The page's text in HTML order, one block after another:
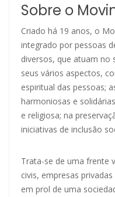
Sobre o
Criado há 19 anos, o
integrado por pessoas
diversos, que atuam no
seus vários aspectos,
espiritual das pessoas;
harmoniosas e
e religiosa; na
iniciativas de inclusão
Trata-se de uma frente
civis, empresas
em prol de uma